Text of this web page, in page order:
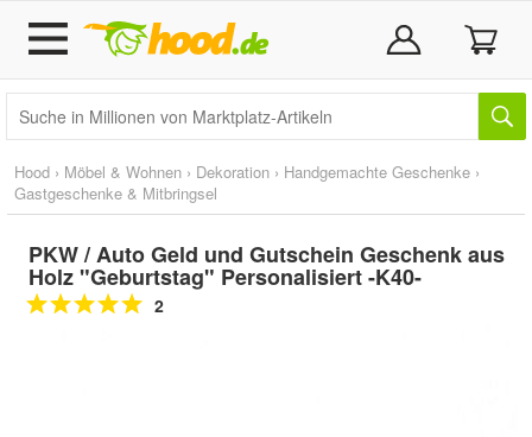
Hood › Möbel & Wohnen › Dekoration › Handgemachte Geschenke ›
Gastgeschenke & Mitbringsel
PKW / Auto Geld und Gutschein Geschenk aus
Holz "Geburtstag" Personalisiert -K40-
2